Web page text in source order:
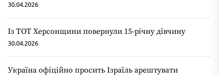
30.04.2026
Із ТОТ Херсонщини повернули 15-річну дівчину
30.04.2026
Україна офіційно просить Ізраїль арештувати